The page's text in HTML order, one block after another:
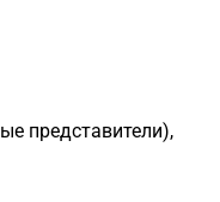
представители),